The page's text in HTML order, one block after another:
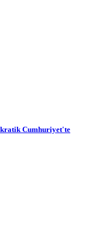
Cumhuriyet'te